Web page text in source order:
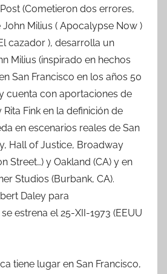
(Cometieron dos errores,
John Milius ( Apocalypse Now )
cazador ), desarrolla un
Milius (inspirado en hechos
San Francisco en los años 50
cuenta con aportaciones de
Rita Fink en la definición de
en escenarios reales de San
Hall of Justice, Broadway
Street…) y Oakland (CA) y en
Studios (Burbank, CA).
Daley para
estrena el 25-XII-1973 (EEUU
tiene lugar en San Francisco,